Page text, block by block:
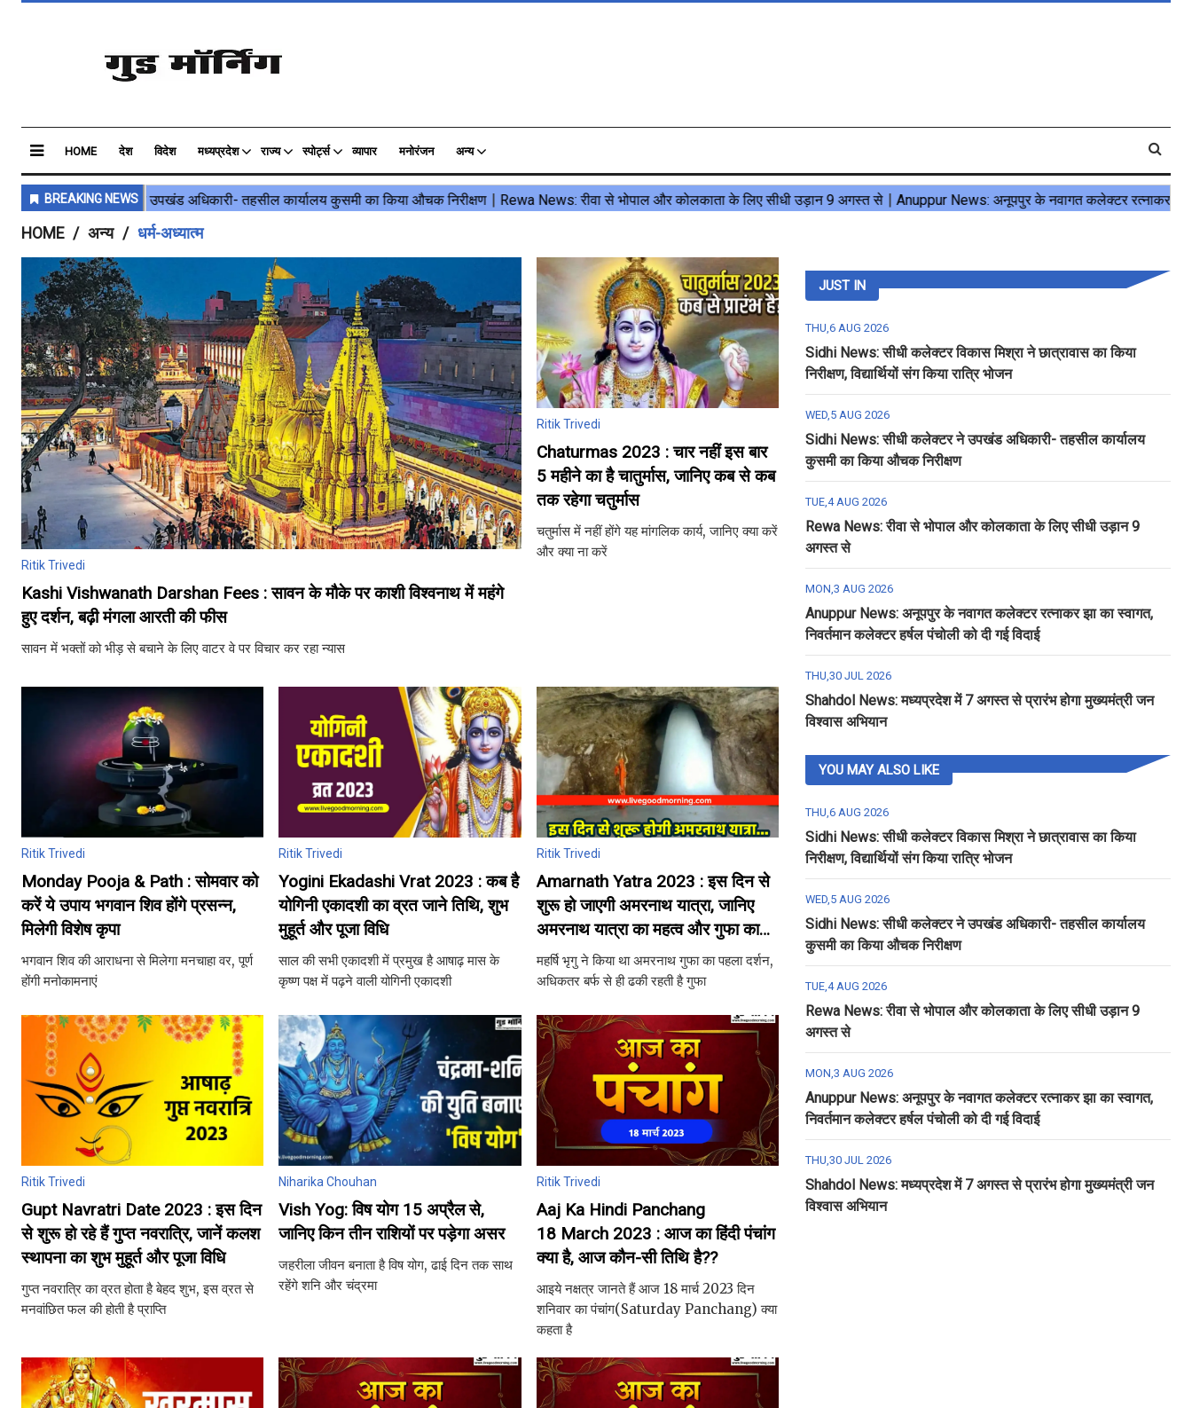
HOME देश विदेश मध्यप्रदेश राज्य स्पोर्ट्स व्यापार मनोरंजन अन्य
HOME अन्य धर्म-अध्यात्म
Ritik Trivedi
Kashi Vishwanath Darshan Fees : सावन के मौके पर काशी विश्वनाथ में महंगे
हुए दर्शन, बढ़ी मंगला आरती की फीस
सावन में भक्तों को भीड़ से बचाने के लिए वाटर वे पर विचार कर रहा न्यास
Ritik Trivedi
Chaturmas 2023 : चार नहीं इस बार
5 महीने का है चातुर्मास, जानिए कब से कब
तक रहेगा चतुर्मास
चतुर्मास में नहीं होंगे यह मांगलिक कार्य, जानिए क्या करें
और क्या ना करें
Ritik Trivedi
Monday Pooja & Path : सोमवार को
करें ये उपाय भगवान शिव होंगे प्रसन्न,
मिलेगी विशेष कृपा
भगवान शिव की आराधना से मिलेगा मनचाहा वर, पूर्ण
होंगी मनोकामनाएं
Ritik Trivedi
Yogini Ekadashi Vrat 2023 : कब है
योगिनी एकादशी का व्रत जाने तिथि, शुभ
मुहूर्त और पूजा विधि
साल की सभी एकादशी में प्रमुख है आषाढ़ मास के
कृष्ण पक्ष में पढ़ने वाली योगिनी एकादशी
Ritik Trivedi
Amarnath Yatra 2023 : इस दिन से
शुरू हो जाएगी अमरनाथ यात्रा, जानिए
अमरनाथ यात्रा का महत्व और गुफा का
रहस्य
महर्षि भृगु ने किया था अमरनाथ गुफा का पहला दर्शन,
अधिकतर बर्फ से ही ढकी रहती है गुफा
Ritik Trivedi
Gupt Navratri Date 2023 : इस दिन
से शुरू हो रहे हैं गुप्त नवरात्रि, जानें कलश
स्थापना का शुभ मुहूर्त और पूजा विधि
गुप्त नवरात्रि का व्रत होता है बेहद शुभ, इस व्रत से
मनवांछित फल की होती है प्राप्ति
Niharika Chouhan
Vish Yog: विष योग 15 अप्रैल से,
जानिए किन तीन राशियों पर पड़ेगा असर
जहरीला जीवन बनाता है विष योग, ढाई दिन तक साथ
रहेंगे शनि और चंद्रमा
Ritik Trivedi
Aaj Ka Hindi Panchang
18 March 2023 : आज का हिंदी पंचांग
क्या है, आज कौन-सी तिथि है??
आइये नक्षत्र जानते हैं आज 18 मार्च 2023 दिन
शनिवार का पंचांग(Saturday Panchang) क्या
कहता है
JUST IN
THU,6 AUG 2026
Sidhi News: सीधी कलेक्टर विकास मिश्रा ने छात्रावास का किया
निरीक्षण, विद्यार्थियों संग किया रात्रि भोजन
WED,5 AUG 2026
Sidhi News: सीधी कलेक्टर ने उपखंड अधिकारी- तहसील कार्यालय
कुसमी का किया औचक निरीक्षण
TUE,4 AUG 2026
Rewa News: रीवा से भोपाल और कोलकाता के लिए सीधी उड़ान 9
अगस्त से
MON,3 AUG 2026
Anuppur News: अनूपपुर के नवागत कलेक्टर रत्नाकर झा का स्वागत,
निवर्तमान कलेक्टर हर्षल पंचोली को दी गई विदाई
THU,30 JUL 2026
Shahdol News: मध्यप्रदेश में 7 अगस्त से प्रारंभ होगा मुख्यमंत्री जन
विश्वास अभियान
YOU MAY ALSO LIKE
THU,6 AUG 2026
Sidhi News: सीधी कलेक्टर विकास मिश्रा ने छात्रावास का किया
निरीक्षण, विद्यार्थियों संग किया रात्रि भोजन
WED,5 AUG 2026
Sidhi News: सीधी कलेक्टर ने उपखंड अधिकारी- तहसील कार्यालय
कुसमी का किया औचक निरीक्षण
TUE,4 AUG 2026
Rewa News: रीवा से भोपाल और कोलकाता के लिए सीधी उड़ान 9
अगस्त से
MON,3 AUG 2026
Anuppur News: अनूपपुर के नवागत कलेक्टर रत्नाकर झा का स्वागत,
निवर्तमान कलेक्टर हर्षल पंचोली को दी गई विदाई
THU,30 JUL 2026
Shahdol News: मध्यप्रदेश में 7 अगस्त से प्रारंभ होगा मुख्यमंत्री जन
विश्वास अभियान